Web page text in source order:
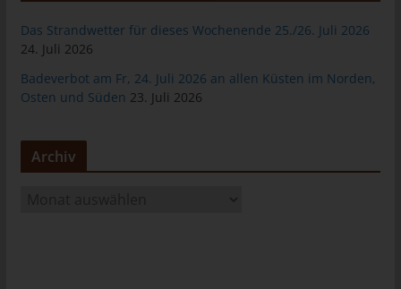
Das Strandwetter für dieses Wochenende 25./26. Juli 2026
24. Juli 2026
Badeverbot am Fr, 24. Juli 2026 an allen Küsten im Norden,
Osten und Süden 23. Juli 2026
Archiv
E-Mail:
Cookies
Textdateien, welche über einen Internetbrowser auf einem
Computersystem abgelegt und gespeichert werden.